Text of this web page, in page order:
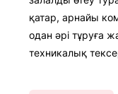
қатар, арнайы
одан әрі тұруға
техникалық